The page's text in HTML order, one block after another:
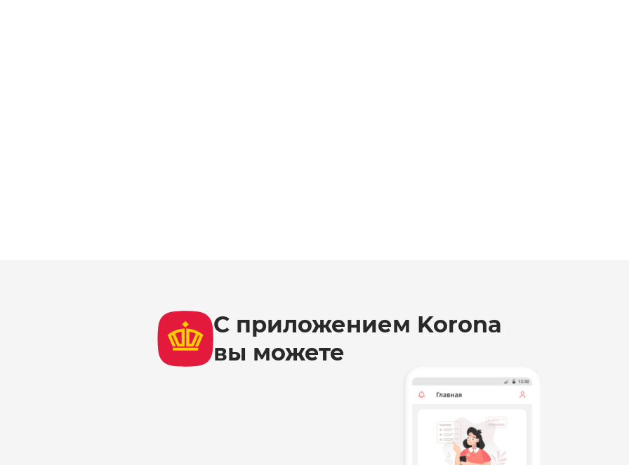
С приложением Korona
вы можете